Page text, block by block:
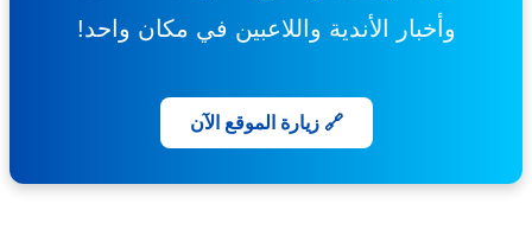
وأخبار الأندية واللاعبين في مكان واحد!
🔗 زيارة الموقع الآن